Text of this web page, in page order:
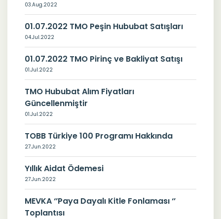
03.Aug.2022
01.07.2022 TMO Peşin Hububat Satışları
04.Jul.2022
01.07.2022 TMO Pirinç ve Bakliyat Satışı
01.Jul.2022
TMO Hububat Alım Fiyatları
Güncellenmiştir
01.Jul.2022
TOBB Türkiye 100 Programı Hakkında
27.Jun.2022
Yıllık Aidat Ödemesi
27.Jun.2022
MEVKA ‘’Paya Dayalı Kitle Fonlaması ‘’
Toplantısı